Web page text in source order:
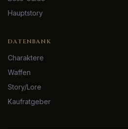
Hauptstory
DATENBANK
Charaktere
Waffen
Story/Lore
Kaufratgeber